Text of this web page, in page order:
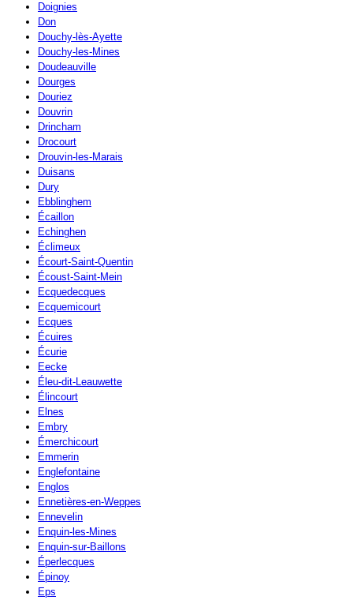
Doignies
Don
Douchy-lès-Ayette
Douchy-les-Mines
Doudeauville
Dourges
Douriez
Douvrin
Drincham
Drocourt
Drouvin-les-Marais
Duisans
Dury
Ebblinghem
Écaillon
Echinghen
Éclimeux
Écourt-Saint-Quentin
Écoust-Saint-Mein
Ecquedecques
Ecquemicourt
Ecques
Écuires
Écurie
Eecke
Éleu-dit-Leauwette
Élincourt
Elnes
Embry
Émerchicourt
Emmerin
Englefontaine
Englos
Ennetières-en-Weppes
Ennevelin
Enquin-les-Mines
Enquin-sur-Baillons
Éperlecques
Épinoy
Eps